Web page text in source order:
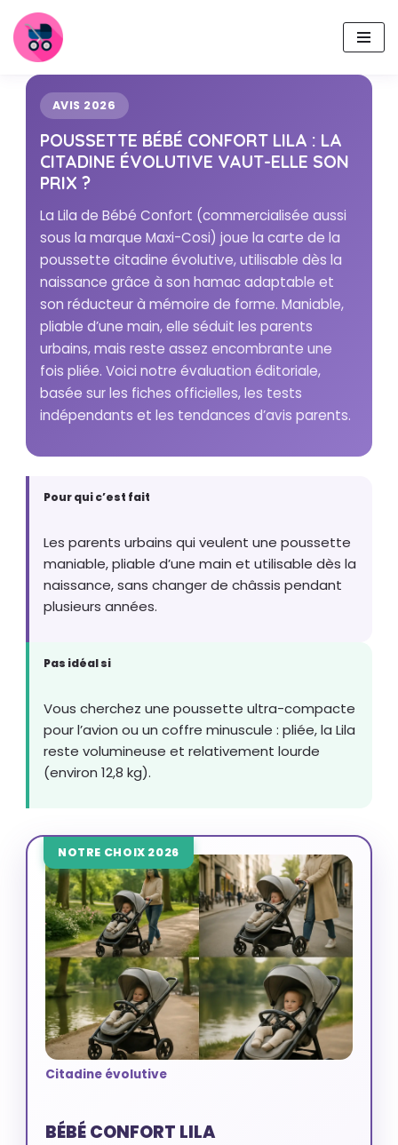
Aller
contenu
AVIS 2026
POUSSETTE BÉBÉ CONFORT LILA : LA
CITADINE ÉVOLUTIVE VAUT-ELLE SON
PRIX ?
La Lila de Bébé Confort (commercialisée aussi
sous la marque Maxi-Cosi) joue la carte de la
poussette citadine évolutive, utilisable dès la
naissance grâce à son hamac adaptable et
son réducteur à mémoire de forme. Maniable,
pliable d’une main, elle séduit les parents
urbains, mais reste assez encombrante une
fois pliée. Voici notre évaluation éditoriale,
basée sur les fiches officielles, les tests
indépendants et les tendances d’avis parents.
Pour qui c’est fait
Les parents urbains qui veulent une poussette
maniable, pliable d’une main et utilisable dès la
naissance, sans changer de châssis pendant
plusieurs années.
Pas idéal si
Vous cherchez une poussette ultra-compacte
pour l’avion ou un coffre minuscule : pliée, la Lila
reste volumineuse et relativement lourde
(environ 12,8 kg).
NOTRE CHOIX 2026
Citadine évolutive
BÉBÉ CONFORT LILA